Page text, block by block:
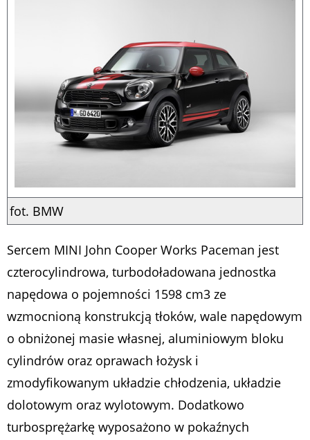
fot. BMW
Sercem MINI John Cooper Works Paceman jest
czterocylindrowa, turbodoładowana jednostka
napędowa o pojemności 1598 cm3 ze
wzmocnioną konstrukcją tłoków, wale napędowym
o obniżonej masie własnej, aluminiowym bloku
cylindrów oraz oprawach łożysk i
zmodyfikowanym układzie chłodzenia, układzie
dolotowym oraz wylotowym. Dodatkowo
turbosprężarkę wyposażono w pokaźnych